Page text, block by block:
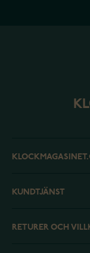
KUNDTJÄNST
RETURER OCH